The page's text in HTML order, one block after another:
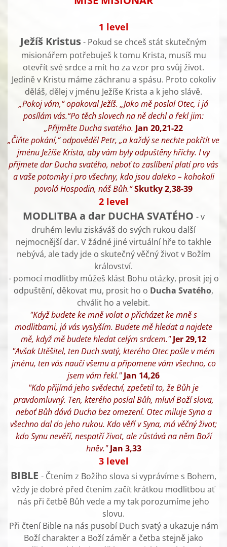
1 level
Ježíš Kristus- Pokud se chceš stát skutečným
misionářem potřebuješ k tomu Krista, musíš mu
otevřít své srdce a mít ho za vzor pro svůj život.
Jedině v Kristu máme záchranu a spásu. Proto cokoliv
děláš, dělej v jménu Ježíše Krista a k jeho slávě.
„Pokoj vám,“ opakoval Ježíš. „Jako mě poslal Otec, i já
posílám vás.“Po těch slovech na ně dechl a řekl jim:
„Přijměte Ducha svatého. Jan 20,21-22
„Čiňte pokání,“ odpověděl Petr, „a každý se nechte pokřtít ve
jménu Ježíše Krista, aby vám byly odpuštěny hříchy. I vy
přijmete dar Ducha svatého, neboť to zaslíbení platí pro vás
a vaše potomky i pro všechny, kdo jsou daleko – kohokoli
povolá Hospodin, náš Bůh.“Skutky 2,38-39
2 level
MODLITBA a dar DUCHA SVATÉHO - v
druhém levlu ziskáváš do svých rukou další
nejmocnější dar. V žádné jiné virtuální hře to takhle
nebývá, ale tady jde o skutečný věčný život v Božím
království.
- pomocí modlitby můžeš klást Bohu otázky, prosit jej o
odpuštění, děkovat mu, prosit ho o Ducha Svatého,
chválit ho a velebit.
"Když budete ke mně volat a přicházet ke mně s
modlitbami, já vás vyslyším. Budete mě hledat a najdete
mě, když mě budete hledat celým srdcem."Jer 29,12
"Avšak Utěšitel, ten Duch svatý, kterého Otec pošle v mém
jménu, ten vás naučí všemu a připomene vám všechno, co
jsem vám řekl."Jan 14,26
"Kdo přijímá jeho svědectví, zpečetil to, že Bůh je
pravdomluvný. Ten, kterého poslal Bůh, mluví Boží slova,
neboť Bůh dává Ducha bez omezení. Otec miluje Syna a
všechno dal do jeho rukou. Kdo věří v Syna, má věčný život;
kdo Synu nevěří, nespatří život, ale zůstává na něm Boží
hněv."Jan 3,33
3 level
BIBLE - Čtením z Božího slova si vyprávíme s Bohem,
vždy je dobré před čtením začít krátkou modlitbou ať
nás při četbě Bůh vede a my tak porozumíme jeho
slovu.
Při čtení Bible na nás pusobí Duch svatý a ukazuje nám
Boží charakter a Boží záměr a četba stejně jako